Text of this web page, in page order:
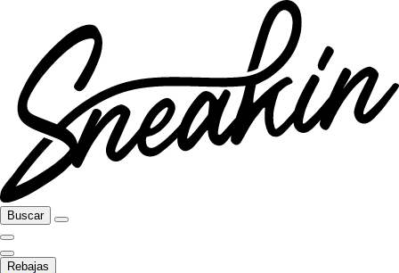
Buscar
Rebajas